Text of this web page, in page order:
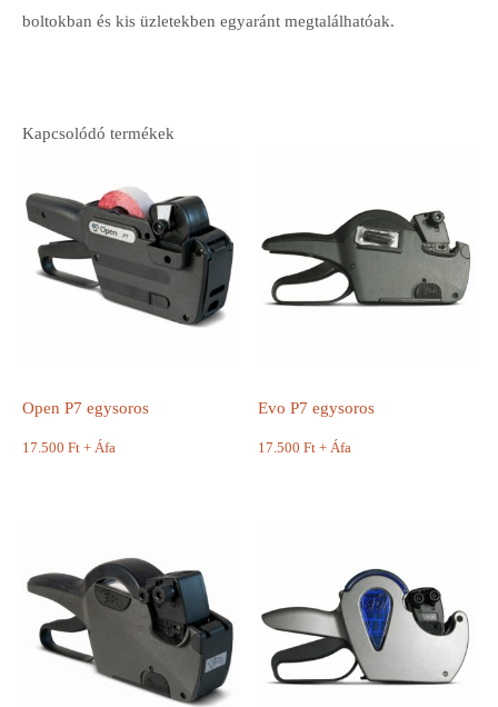
boltokban és kis üzletekben egyaránt megtalálhatóak.
Kapcsolódó termékek
Open P7 egysoros
17.500 Ft + Áfa
Evo P7 egysoros
17.500Ft + Áfa